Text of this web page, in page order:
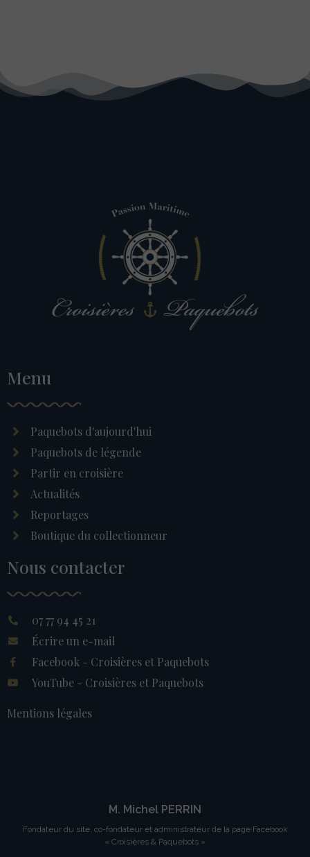
Menu
Paquebots d'aujourd'hui
Paquebots de légende
Partir en croisière
Actualités
Reportages
Boutique du collectionneur
Nous contacter
07 77 94 45 21
Écrire un e-mail
Facebook - Croisières et Paquebots
YouTube - Croisières et Paquebots
Mentions légales
M. Michel PERRIN
Fondateur du site, co-fondateur et administrateur de la page Facebook
« Croisières & Paquebots »